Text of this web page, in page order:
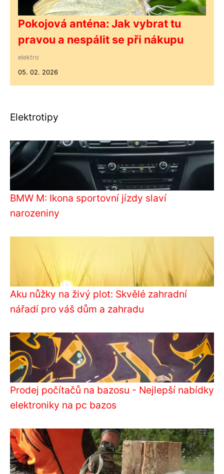
Pokojová anténa: Jak vybrat tu
pravou a nespálit se při nákupu
elektro
05. 02. 2026
Elektrotipy
BMW M: Ikona sportovní jízdy slaví
narozeniny
Aku nůžky na živý plot: Skvělé zahradní
nářadí pro váš dům a zahradu
Prodej počítačů na bazosu - Nejlepší nabídky
elektroniky na pc bazos